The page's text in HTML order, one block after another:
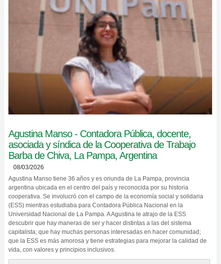
Agustina Manso - Contadora Pública, docente,
asociada y síndica de la Cooperativa de Trabajo
Barba de Chiva, La Pampa, Argentina
08/03/2026
Agustina Manso tiene 36 años y es oriunda de La Pampa, provincia
argentina ubicada en el centro del país y reconocida por su historia
cooperativa. Se involucró con el campo de la economía social y solidaria
(ESS) mientras estudiaba para Contadora Pública Nacional en la
Universidad Nacional de La Pampa. A Agustina le atrajo de la ESS
descubrir que hay maneras de ser y hacer distintas a las del sistema
capitalista; que hay muchas personas interesadas en hacer comunidad;
que la ESS es más amorosa y tiene estrategias para mejorar la calidad de
vida, con valores y principios inclusivos.